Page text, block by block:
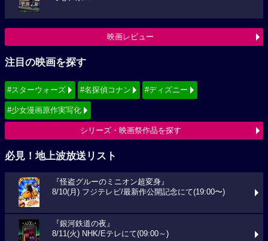
映画レビュー
注目の映画を探す
#スターウォーズ #名探偵コナン #ディズニー
#少女漫画原作実写化
シリーズ・映画祭作品を探す
必見！地上波放送リスト
『怪盗グルーのミニオン超変身』
8/10(月) フジテレビ/最新作公開記念にて(19:00〜)
『銀河鉄道の夜』
8/11(火) NHK/Eテレにて(09:00～)